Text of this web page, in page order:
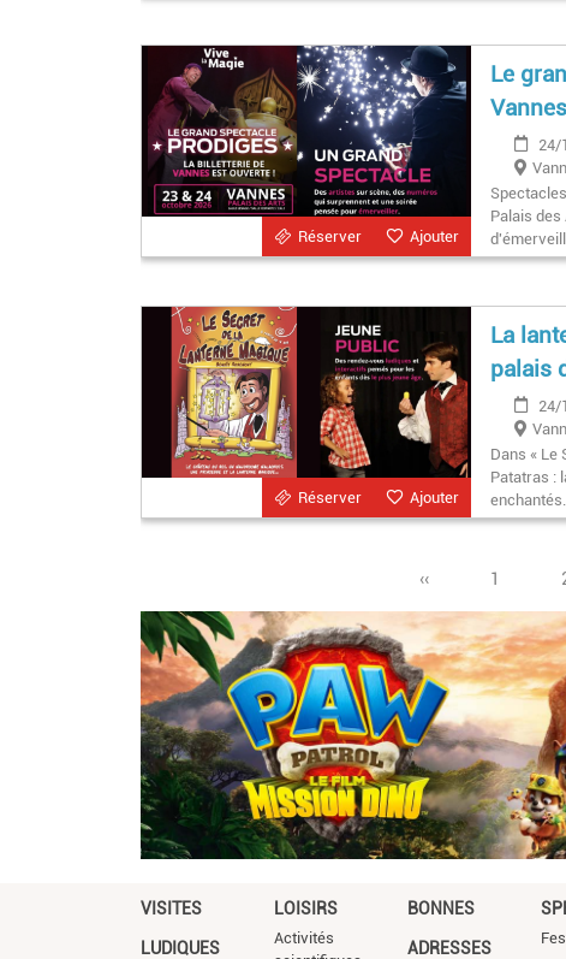
Ajouter
Réserver
Le
24/
Palais
Ajouter
Réserver
La
palais
24/
Dans « Le
Patatras :
Page
‹‹ Page
1
VISITES
LUDIQUES
LOISIRS
Activités
BONNES
ADRESSES